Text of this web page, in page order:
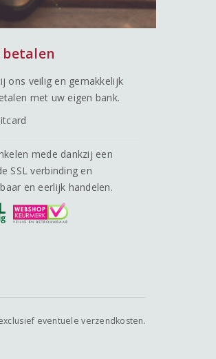
ons veilig en gemakkelijk
met uw eigen bank.
mede dankzij een
SSL verbinding en
en eerlijk handelen.
eventuele verzendkosten.